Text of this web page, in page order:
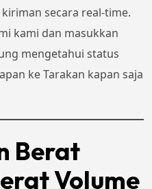
secara real-time.
kami dan masukkan
mengetahui status
ke Tarakan kapan saja
Berat
Volume